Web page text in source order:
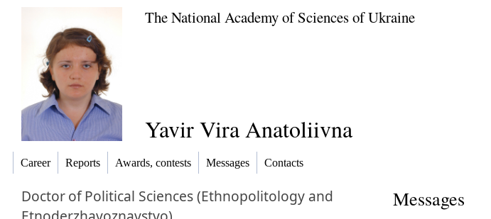
The National Academy of Sciences of Ukraine
Yavir Vira Anatoliivna
Career Reports Awards, contests Messages Contacts
DoctorofPolitical Sciences (Ethnopolitology and
Messages